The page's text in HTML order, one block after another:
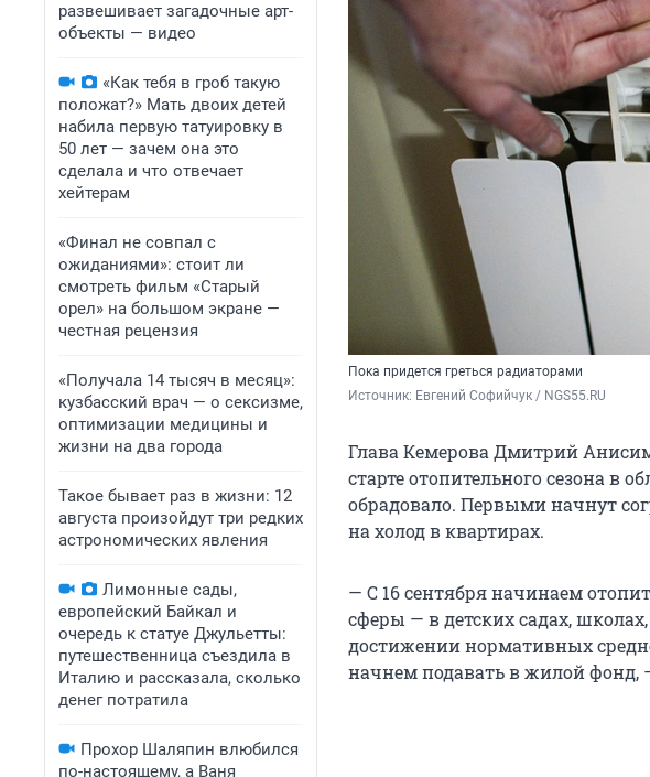
развешивает загадочные арт-
объекты — видео
«Как тебя в гроб такую
положат?» Мать двоих детей
набила первую татуировку в
50 лет — зачем она это
сделала и что отвечает
хейтерам
«Финал не совпал с
ожиданиями»: стоит ли
смотреть фильм «Старый
орел» на большом экране —
честная рецензия
«Получала 14 тысяч в месяц»:
кузбасский врач — о сексизме,
оптимизации медицины и
жизни на два города
Такое бывает раз в жизни: 12
августа произойдут три редких
астрономических явления
Лимонные сады,
европейский Байкал и
очередь к статуе Джульетты:
путешественница съездила в
Италию и рассказала, сколько
денег потратила
Прохор Шаляпин влюбился
по-настоящему, а Ваня
Пока придется греться радиаторами
Источник: Евгений Софийчук / NGS55.RU
Глава Кемерова Дмитрий
старте отопительного сезона в
обрадовало. Первыми начнут
на холод в квартирах.
— С 16 сентября начинаем
сферы — в детских садах,
достижении нормативных
начнем подавать в жилой